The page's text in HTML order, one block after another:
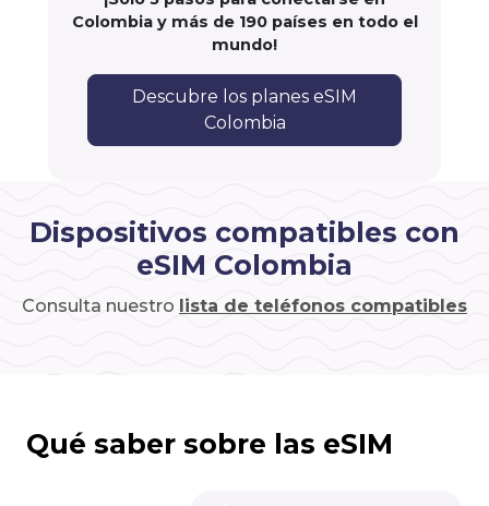
Colombia y más de 190 países en todo el
mundo!
Descubre los planes eSIM
Colombia
Dispositivos compatibles con
eSIM Colombia
Consulta nuestro lista de teléfonos compatibles
Qué saber sobre las eSIM